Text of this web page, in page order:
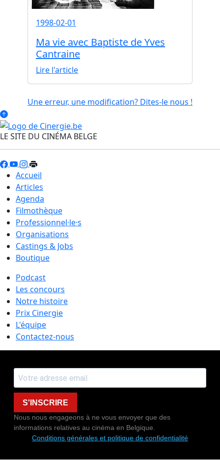
1998-02-01
Ma vie avec Baptiste de Yves
Cantraine
Lire l'article
Une erreur, une modification? Dites-le nous !
LE SITE DU CINÉMA BELGE
Accueil
Articles
Agenda
Filmothèque
Professionnel·le·s
Organisations
Castings & Jobs
Boutique
Podcast
Les concours
Notre histoire
Prix Cinergie
L'équipe
Contactez-nous
S'INSCRIRE
Nous nous engageons à ne vous envoyer que des
informations relatives au cinéma en Belgique.
Conditions générales et politique de confidentialité